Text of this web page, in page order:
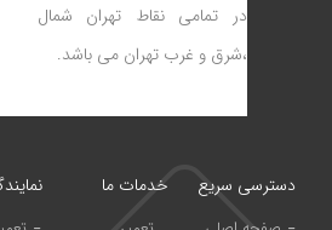
دسترسی سریع خدمات ما
در تمامی نقاط تهران شمال
،شرق و غرب تهران می باشد.